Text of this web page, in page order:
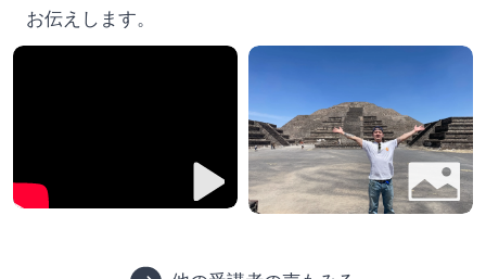
お伝えします。